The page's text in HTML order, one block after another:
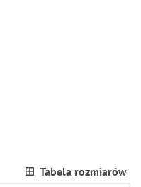
Tabela rozmiarów